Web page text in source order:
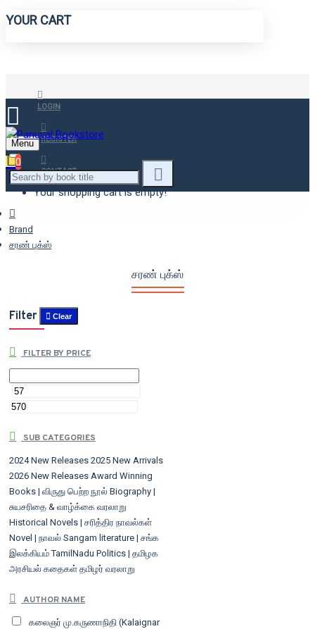
YOUR CART
LOGIN
REGISTER
CONTACT
Menu
0
Your shopping cart is empty!
Brand
சரண் புக்ஸ்
சரண் புக்ஸ்
Filter Clear
FILTER BY PRICE
SUB CATEGORIES
2024 New Releases 2025 New Arrivals
2026 New Releases Award Winning
Books | விருது பெற்ற நூல் Biography |
சுயசரிதை & வாழ்க்கை வரலாறு
Historical Novels | சரித்திர நாவல்கள்
Novel | நாவல் Sangam literature | சங்க
இலக்கியம் TamilNadu Politics | தமிழக
அரசியல் கதைகள் தமிழர் வரலாறு
AUTHOR NAME
கலைஞர் மு.கருணாநிதி (Kalaignar